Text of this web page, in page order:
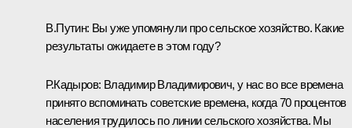
В.Путин: Вы уже упомянули про сельское хозяйство. Какие
результаты ожидаете в этом году?
Р.Кадыров: Владимир Владимирович, у нас во все времена
принято вспоминать советские времена, когда 70 процентов
населения трудилось по линии сельского хозяйства. Мы